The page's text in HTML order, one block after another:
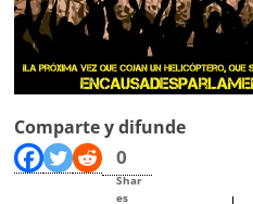
Comparte y difunde
0
Shar
es